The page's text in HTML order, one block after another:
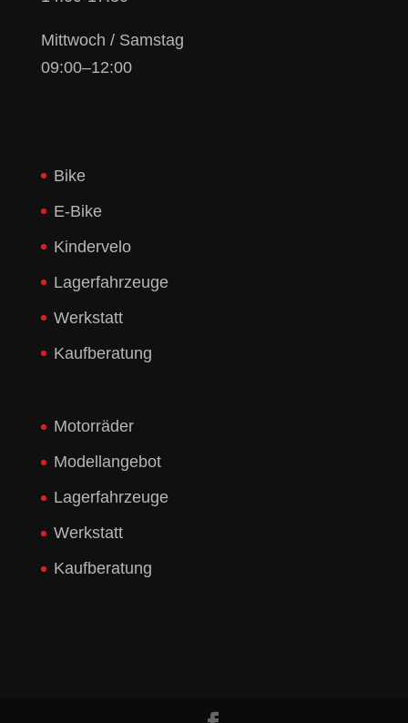
Mittwoch / Samstag
09:00–12:00
Bike
E-Bike
Kindervelo
Lagerfahrzeuge
Werkstatt
Kaufberatung
Motorräder
Modellangebot
Lagerfahrzeuge
Werkstatt
Kaufberatung